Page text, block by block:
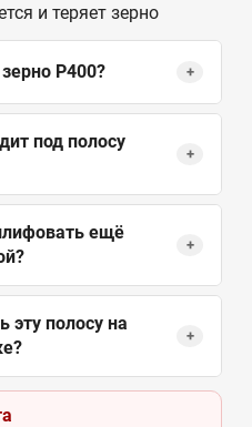
и теряет зерно
Р400? +
под полосу
+
ещё
+
эту полосу на
+